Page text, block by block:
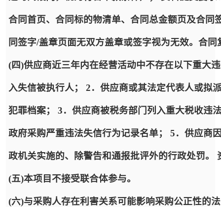
合同首页、合同标的物清单、合同总金额页及合
同签字/盖章页面无双方盖章或签字视为无效。合
(四)供应商近三年内在经营活动中不存在以下重大
入失信被执行人； 2．供应商或其法定代表人或拟
犯罪档案； 3．供应商被税务部门列入重大税收违
政府采购严重违法失信行为记录名单； 5．供应商
政机关实施的、除警告和通报批评外的行政处罚
(五)本项目不接受联合体参与。
(六)与采购人存在利害关系可能影响采购公正性的